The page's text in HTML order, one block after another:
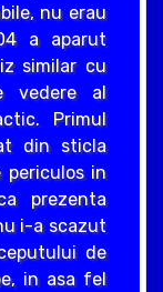
nu erau
a aparut
similar cu
vedere al
Primul
din sticla
periculos in
prezenta
i-a scazut
de
in asa fel